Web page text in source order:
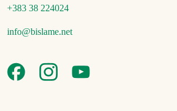
+383 38 224024
info@bislame.net